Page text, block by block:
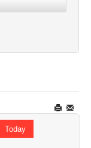
Today